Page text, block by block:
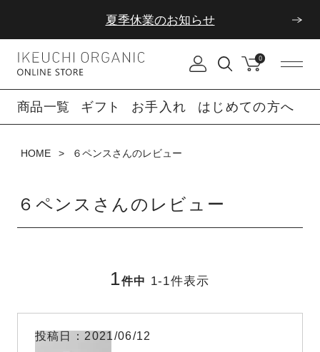
夏季休業のお知らせ
夏季休業のお知らせ
0
商品一覧 ギフト お手入れ はじめての方へ
HOME ６ペンスさんのレビュー
６ペンスさんのレビュー
1件中 1-1件表示
投稿日 2021/06/12